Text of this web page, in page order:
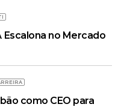
no Mercado
como CEO para